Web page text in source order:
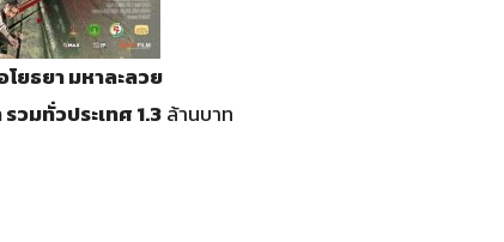
ยธยา มหาละลวย
วมทั่วประเทศ 1.3ล้านบาท